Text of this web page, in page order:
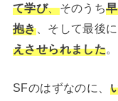
て学び、そのうち
抱き、そして最後
えさせられました。
SFのはずなのに、